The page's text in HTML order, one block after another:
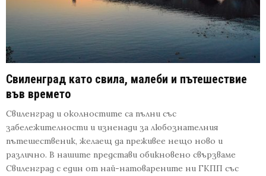
Свиленград като свила, малеби и пътешествие
във времето
Свиленград и околностите са пълни със
забележителности и изненади за любознателния
пътешественик, желаещ да преживее нещо ново и
различно. В нашите представи обикновено свързваме
Свиленград с един от най-натоварените ни ГКПП със